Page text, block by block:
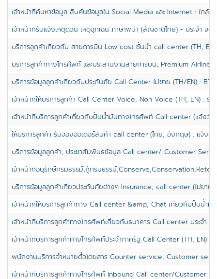
เจ้าหน้าที่ค้นหาข้อมูล สืบค้นข้อมูลใน Social Media และ Internet : ใกล้
เจ้าหน้าที่รับแจ้งเหตุด่วน เหตุฉุกเฉิน ภาษาพม่า (สัญชาติไทย) - ประจำ จตุ
บริการลูกค้าเกี่ยวกับ สายการบิน Low cost ชั้นนำ call center (TH,
บริการลูกค้าทางโทรศัพท์ และประสานงานสายการบิน, Premium
บริการข้อมูลลูกค้าเกี่ยวกับประกันภัย Call Center ไม่ขาย (TH/EN) :
เจ้าหน้าที่ให้บริการลูกค้า Call Center Voice, Non Voice (TH, EN) : รา
เจ้าหน้าที่บริการลูกค้าเกี่ยวกับปั้มน้ำมันทางโทรศัพท์ Call center (แจ้งวั
ให้บริการลูกค้า รับจองออเดอร์สินค้า call center (ไทย, อังกฤษ) : แจ้งวั
บริการข้อมูลลูกค้า, ประชาสัมพันธ์ข้อมูล Call center/ Customer
เจ้าหน้าที่อนุรักษ์กรมธรรม์,กู้กรมธรรม์
บริการข้อมูลลูกค้าเกี่ยวประกันภัยต่างๆ Insurance, call center (ไม่ขาย
เจ้าหน้าที่ให้บริการลูกค้าทาง Call center &amp; Chat เกี่ยวกับปั้มน้ำมั
เจ้าหน้าที่บริการลูกค้าทางโทรศัพท์เกี่ยวกับธนาคาร Call center ประจำ บ
เจ้าหน้าที่บริการลูกค้าทางโทรศัพท์ประจำภาครัฐ Call Center (TH, EN) ป
พนักงานบริการจำหน่ายตั๋วโดยสาร Counter service, Customer
เจ้าหน้าที่บริการลูกค้าทางโทรศัพท์ Inbound Call center/Customer